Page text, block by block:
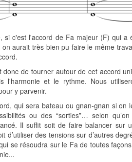
si c'est l'accord de Fa majeur (F) qui a
aurait très bien pu faire le même
donc de tourner autour de cet accord
l'harmonie et le rythme. Nous
y parvenir.
qui sera bateau ou gnan-gnan si on
ou des “sorties”… selon
Il suffit soit de faire balancer sur
d’utiliser des tensions sur d’autres
se résoudra sur le Fa de toutes